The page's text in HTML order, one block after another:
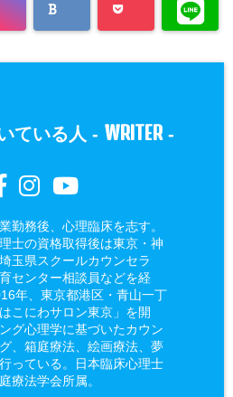
ている人 - WRITER-
勤務後、心理臨床を志す。
士の資格取得後は東京・神
玉県スクールカウンセラ
センター相談員などを経
年、東京都港区・青山一丁
こにわサロン東京」を開
グ心理学に基づいたカウン
、箱庭療法、絵画療法、夢
っている。日本臨床心理士
療法学会所属。